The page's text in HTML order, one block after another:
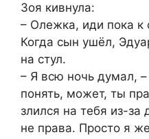
Зоя кивнула:
– Олежка, иди пока к
Когда сын ушёл,
на стул.
– Я всю ночь думал,
понять, может, ты
злился на тебя из-
не права. Просто я